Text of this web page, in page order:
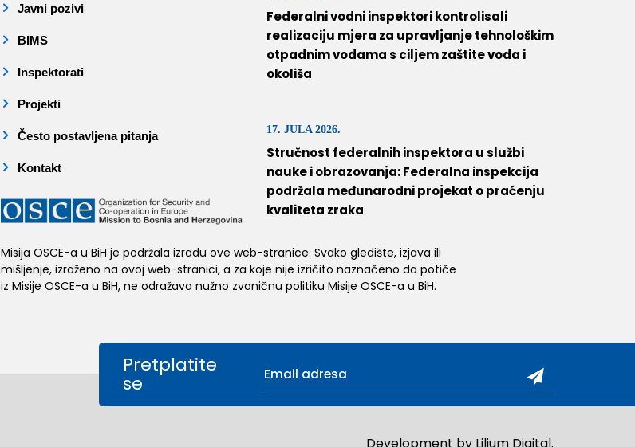
Javni pozivi
BIMS
Inspektorati
Projekti
Često postavljena pitanja
Kontakt
Misija OSCE-a u BiH je podržala izradu ove web-stranice. Svako gledište, izjava ili
mišljenje, izraženo na ovoj web-stranici, a za koje nije izričito naznačeno da potiče
iz Misije OSCE-a u BiH, ne odražava nužno zvaničnu politiku Misije OSCE-a u BiH.
Federalni vodni inspektori kontrolisali
realizaciju mjera za upravljanje tehnološkim
otpadnim vodama s ciljem zaštite voda i
okoliša
17. JULA 2026.
Stručnost federalnih inspektora u službi
nauke i obrazovanja: Federalna inspekcija
podržala međunarodni projekat o praćenju
kvaliteta zraka
Pretplatite
se